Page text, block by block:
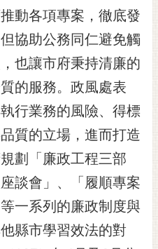
動各項專案，徹底發
協助公務同仁避免觸
也讓市府秉持清廉的
的服務。政風處表
行業務的風險、得標
質的立場，進而打造
劃「廉政工程三部
談會」、「履順專案
一系列的廉政制度與
縣市學習效法的對